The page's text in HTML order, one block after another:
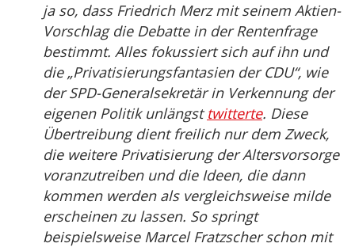
ja so, dass Friedrich Merz mit seinem Aktien-
Vorschlag die Debatte in der Rentenfrage
bestimmt. Alles fokussiert sich auf ihn und
die „Privatisierungsfantasien der CDU“, wie
der SPD-Generalsekretär in Verkennung der
eigenen Politik unlängsttwitterte. Diese
Übertreibung dient freilich nur dem Zweck,
die weitere Privatisierung der Altersvorsorge
voranzutreiben und die Ideen, die dann
kommen werden als vergleichsweise milde
erscheinen zu lassen. So springt
beispielsweise Marcel Fratzscher schon mit